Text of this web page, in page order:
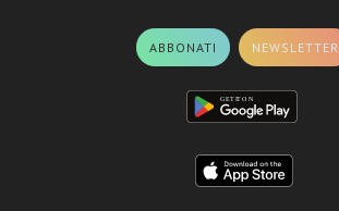
ABBONATI NEWSLETTER